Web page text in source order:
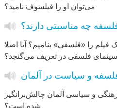
می‌توان او را فیلسوف نامید؟
چه مناسبتی دارند؟
را «فلسفی» بنامیم؟ آیا اصلا
سینمای فلسفی در تعریف می‌گنجد؟
و سیاست در آلمان
و سیاسی آلمان چالش‌برانگیز
شده است؟